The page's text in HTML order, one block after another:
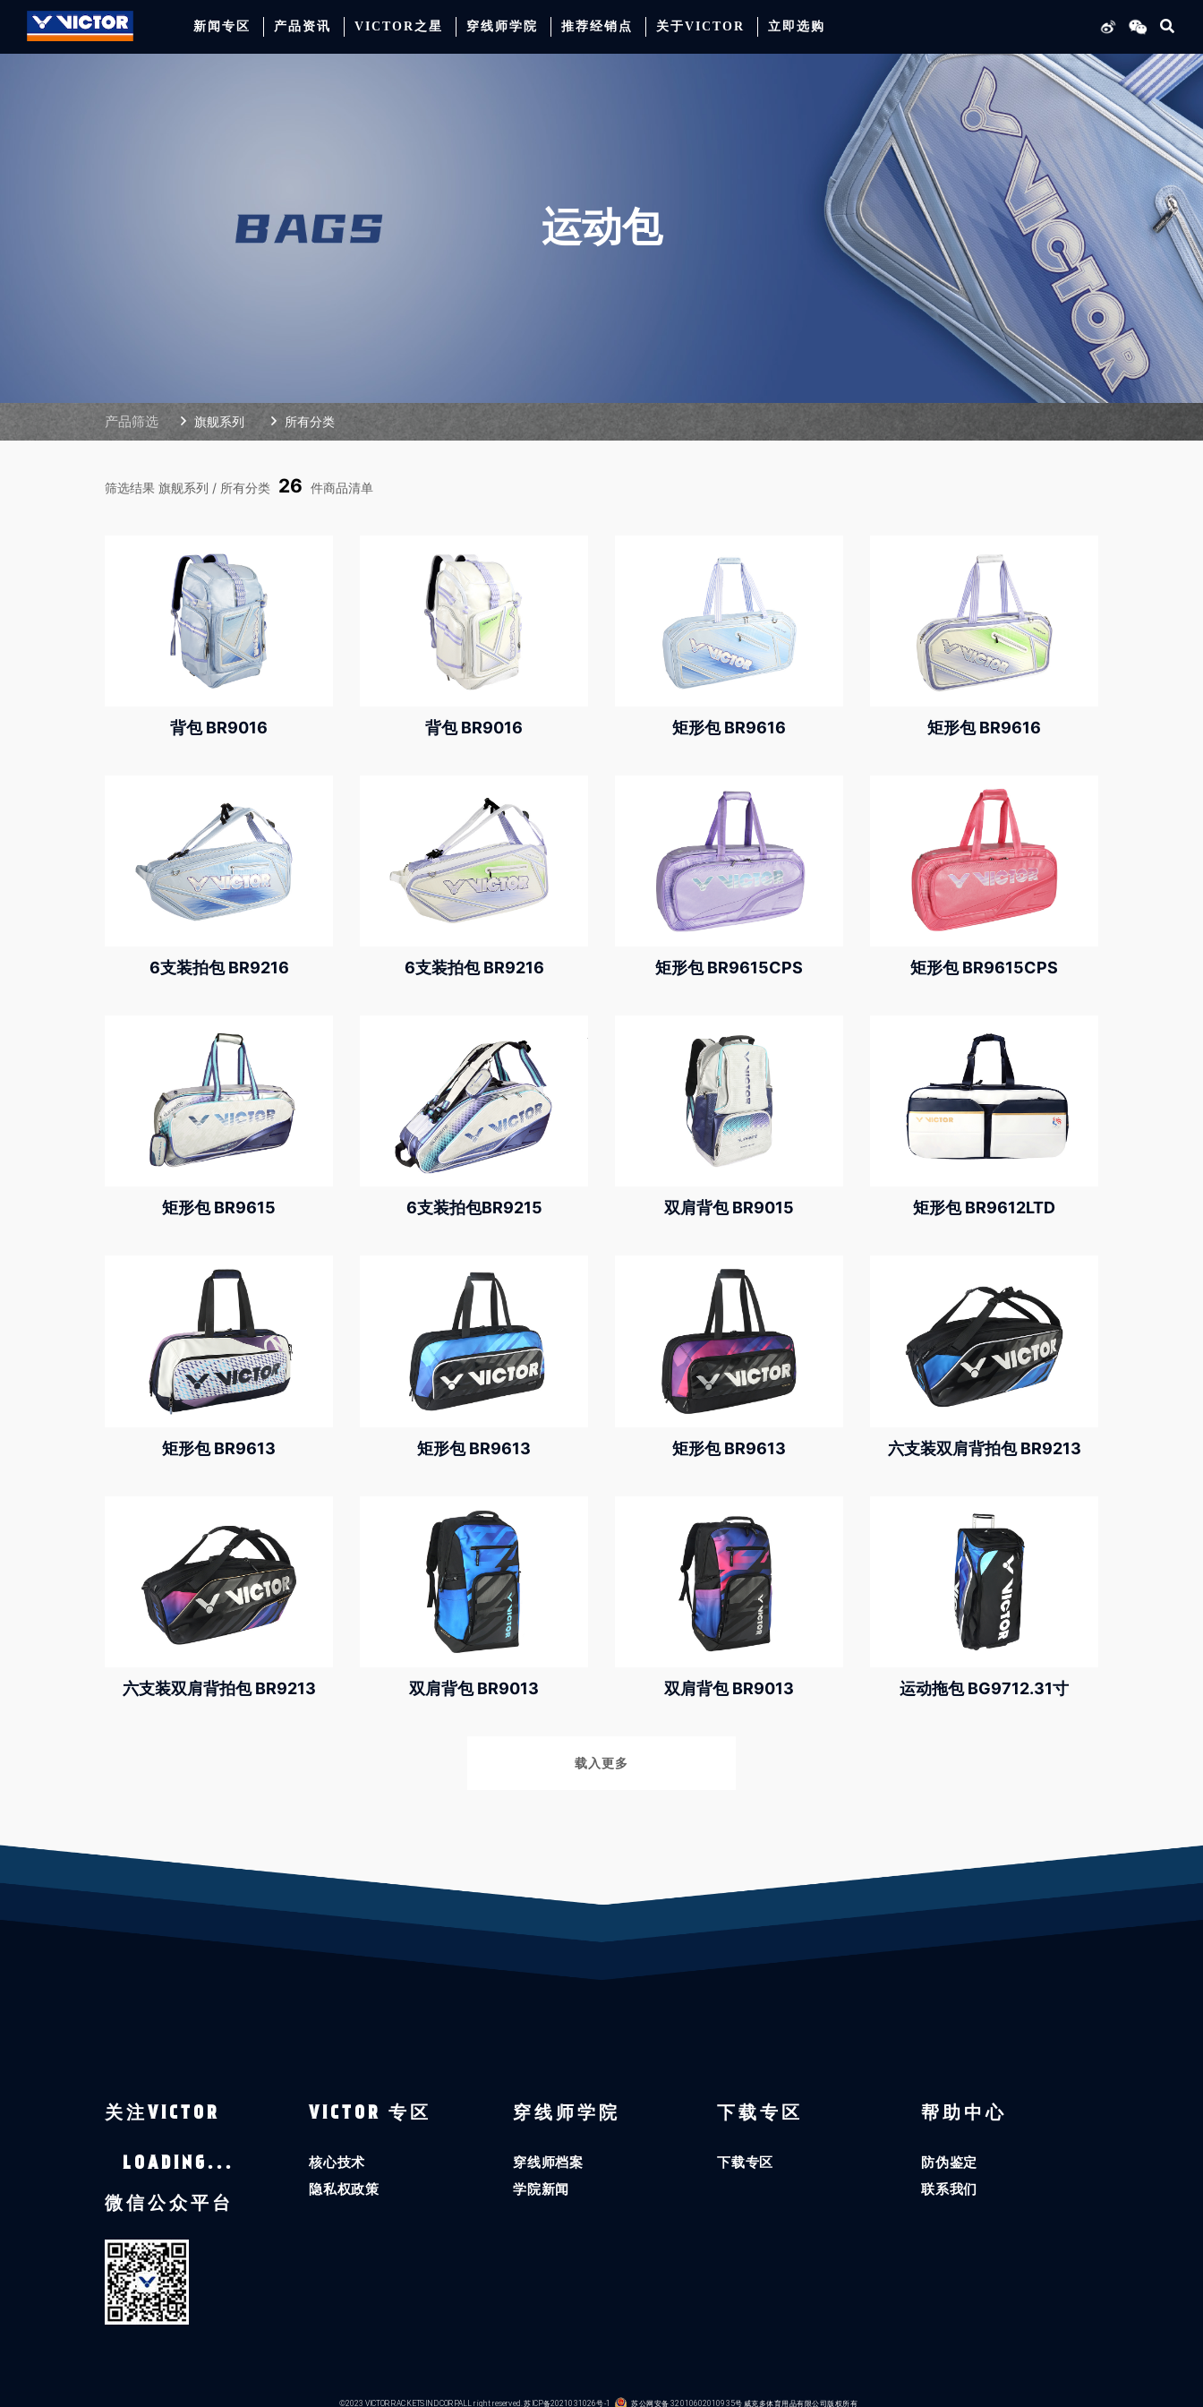
新闻专区 产品资讯 VICTOR之星 穿线师学院 推荐经销点 关于VICTOR 立即选购
运动包
产品筛选 旗舰系列 所有分类
筛选结果 旗舰系列 / 所有分类 26 件商品清单
背包 BR9016 背包 BR9016 矩形包 BR9616 矩形包 BR9616
6支装拍包 BR9216 6支装拍包 BR9216 矩形包 BR9615CPS 矩形包 BR9615CPS
矩形包 BR9615 6支装拍包BR9215 双肩背包 BR9015 矩形包 BR9612LTD
矩形包 BR9613 矩形包 BR9613 矩形包 BR9613 六支装双肩背拍包 BR9213
六支装双肩背拍包 BR9213 双肩背包 BR9013 双肩背包 BR9013 运动拖包 BG9712.31寸
载入更多
关注VICTOR
LOADING...
微信公众平台
VICTOR 专区
核心技术
隐私权政策
穿线师学院
穿线师档案
学院新闻
下载专区
下载专区
帮助中心
防伪鉴定
联系我们
©2023 VICTOR RACKETS IND CORP.ALL right reserved.苏ICP备2021031026号-1 苏公网安备 32010602010935号 威克多体育用品有限公司版权所有